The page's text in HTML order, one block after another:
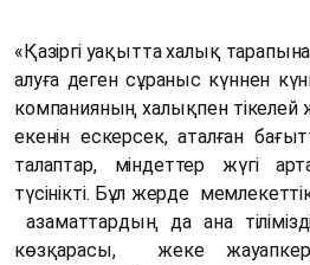
«Қазіргі уақытта халық
алуға деген сұраныс күннен
компанияның халықпен
екенін ескерсек, аталған
талаптар, міндеттер жүгі
түсінікті. Бұл жерде
азаматтардың да ана
көзқарасы, жеке